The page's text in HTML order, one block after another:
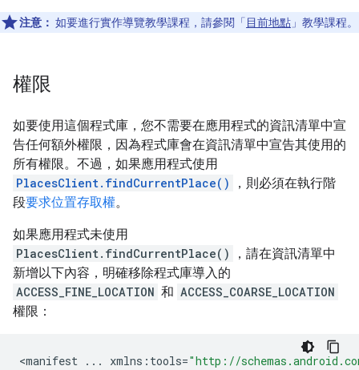
注意： 如要進行實作導覽教學課程，請參閱「 目前地點 」教學課程。
權限
如要使用這個程式庫，您不需要在應用程式的資訊清單中宣
告任何額外權限，因為程式庫會在資訊清單中宣告其使用的
所有權限。不過，如果應用程式使用
PlacesClient.findCurrentPlace()
，則必須在執行階
段要求位置存取權。
如果應用程式未使用
PlacesClient.findCurrentPlace()
，請在資訊清單中
新增以下內容，明確移除程式庫導入的
ACCESS_FINE_LOCATION 和 ACCESS_COARSE_LOCATION
權限：
<manifest ... xmlns : tools="http://